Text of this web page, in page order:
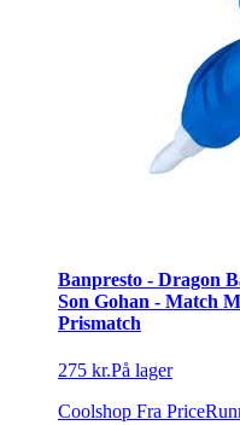
Banpresto - Dragon
Son Gohan - Match
Prismatch
275 kr.På lager
Coolshop Fra